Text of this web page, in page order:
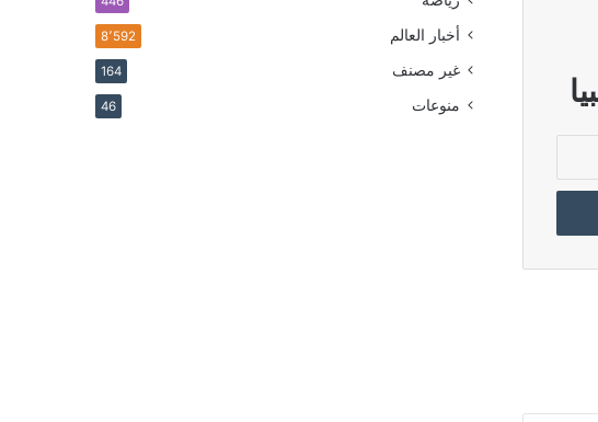
أخبار العالم 8٬592
غير مصنف 164
منوعات 46